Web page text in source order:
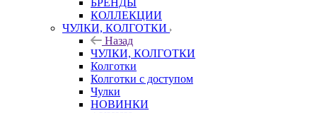
БРЕНДЫ
КОЛЛЕКЦИИ
ЧУЛКИ, КОЛГОТКИ
Назад
ЧУЛКИ, КОЛГОТКИ
Колготки
Колготки с доступом
Чулки
НОВИНКИ